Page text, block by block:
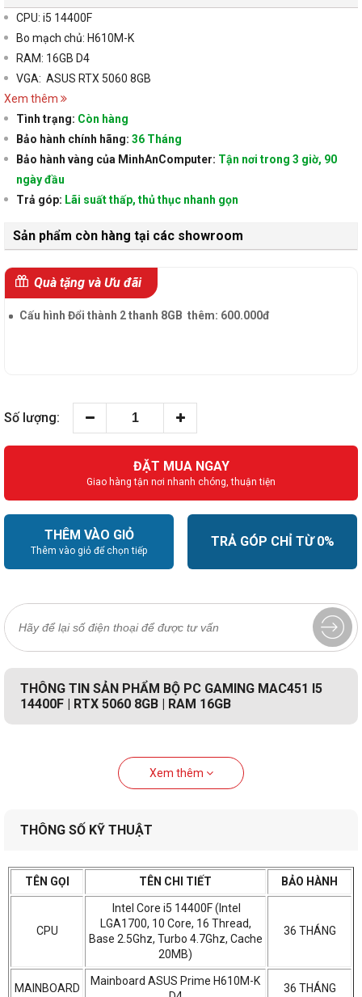
CPU: i5 14400F
Bo mạch chủ: H610M-K
RAM: 16GB D4
VGA: ASUS RTX 5060 8GB
Xem thêm
Tình trạng: Còn hàng
Bảo hành chính hãng: 36 Tháng
Bảo hành vàng của MinhAnComputer: Tận nơi trong 3 giờ, 90
ngày đầu
Trả góp: Lãi suất thấp, thủ thục nhanh gọn
Sản phẩm còn hàng tại các showroom
Quà tặng và Ưu đãi
Cấu hình Đổi thành 2 thanh 8GB thêm: 600.000đ
Số lượng:
ĐẶT MUA NGAY
Giao hàng tận nơi nhanh chóng, thuận tiện
THÊM VÀO GIỎ
Thêm vào giỏ để chọn tiếp
TRẢ GÓP CHỈ TỪ 0%
THÔNG TIN SẢN PHẨM BỘ PC GAMING MAC451 I5
14400F | RTX 5060 8GB | RAM 16GB
Xem thêm
THÔNG SỐ KỸ THUẬT
TÊN GỌI TÊN CHI TIẾT BẢO HÀNH
CPU
Intel Core i5 14400F (Intel
LGA1700, 10 Core, 16 Thread,
Base 2.5Ghz, Turbo 4.7Ghz, Cache
20MB)
36 THÁNG
MAINBOARD
Mainboard ASUS Prime H610M-K
36 THÁNG